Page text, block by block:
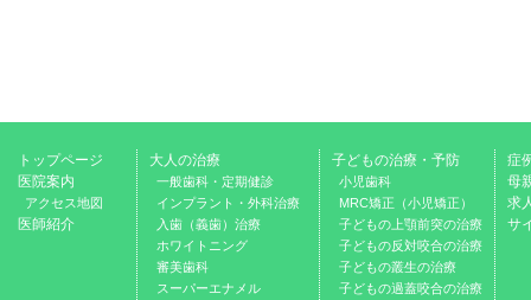
トップページ
医院案内
アクセス地図
医師紹介
大人の治療
一般歯科・定期健診
インプラント・外科治療
入歯（義歯）治療
ホワイトニング
審美歯科
スーパーエナメル
子どもの治療・予防
小児歯科
MRC矯正（小児矯正）
子どもの上顎前突の治療
子どもの反対咬合の治療
子どもの叢生の治療
子どもの過蓋咬合の治療
症
母
求
サ